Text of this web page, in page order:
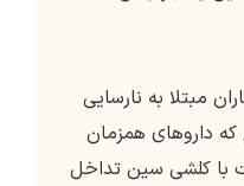
مبتلا به نارسایی
که داروهای همزمان
با کلشی سین تداخل